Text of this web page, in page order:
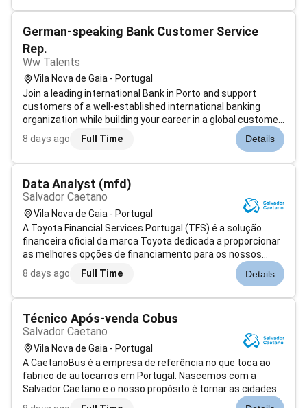
German-speaking Bank Customer Service
Rep.
Ww Talents
Vila Nova de Gaia - Portugal
Join a leading international Bank in Porto and support
customers of a well-established international banking
organization while building your career in a global customer
experience environment. This is an excellent opportunity
for German-speaking professionals who are already based
8 days ago Full Time Details
Data Analyst (mfd)
Salvador Caetano
Vila Nova de Gaia - Portugal
A Toyota Financial Services Portugal (TFS) é a solução
financeira oficial da marca Toyota dedicada a proporcionar
as melhores opções de financiamento para os nossos
clientes. A nossa missão é garantir uma experiência de
mobilidade sem complicações com soluções adaptadas às
8 days ago Full Time Details
Técnico Após-venda Cobus
Salvador Caetano
Vila Nova de Gaia - Portugal
A CaetanoBus é a empresa de referência no que toca ao
fabrico de autocarros em Portugal. Nascemos com a
Salvador Caetano e o nosso propósito é tornar as cidades
melhores sítios para se viver.As nossas pessoas